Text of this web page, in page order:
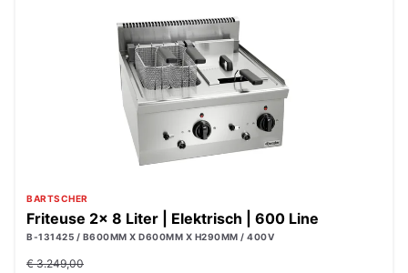
BARTSCHER
Friteuse 2x 8 Liter | Elektrisch | 600 Line
B-131425 / B600MM X D600MM X H290MM / 400V
€ 3.249,00